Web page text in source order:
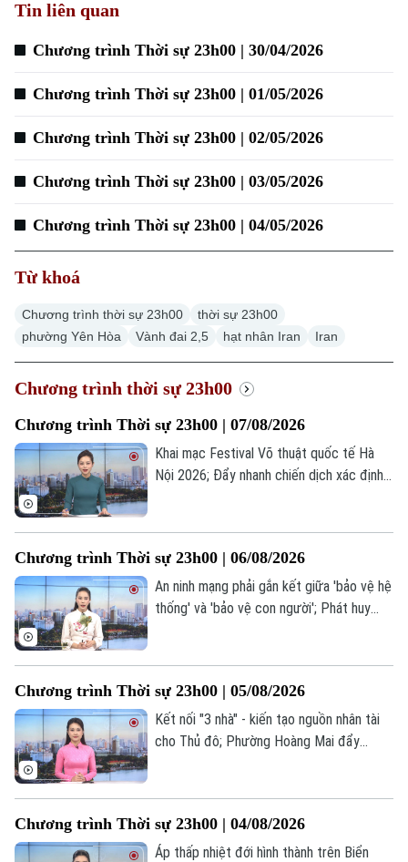
Xu hướng
Tin liên quan
Chương trình Thời sự 23h00 | 30/04/2026
Chương trình Thời sự 23h00 | 01/05/2026
Chương trình Thời sự 23h00 | 02/05/2026
Chương trình Thời sự 23h00 | 03/05/2026
Chương trình Thời sự 23h00 | 04/05/2026
Từ khoá
Chương trình thời sự 23h00
thời sự 23h00
phường Yên Hòa
Vành đai 2,5 hạt nhân Iran Iran
Chương trình thời sự 23h00
Chương trình Thời sự 23h00 | 07/08/2026
Khai mạc Festival Võ thuật quốc tế Hà
Nội 2026; Đẩy nhanh chiến dịch xác định
chương trình thời sự 23h00 hôm nay.
Chương trình Thời sự 23h00 | 06/08/2026
An ninh mạng phải gắn kết giữa 'bảo vệ hệ
thống' và 'bảo vệ con người'; Phát huy
chú ý trong chương trình thời sự 23h00
hôm nay.
Chương trình Thời sự 23h00 | 05/08/2026
Kết nối "3 nhà" - kiến tạo nguồn nhân tài
cho Thủ đô; Phường Hoàng Mai đẩy
chương trình thời sự 23h00 hôm nay.
Chương trình Thời sự 23h00 | 04/08/2026
Áp thấp nhiệt đới hình thành trên Biển